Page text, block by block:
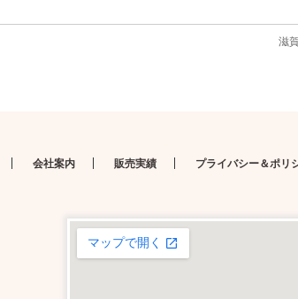
滋
会社案内 販売実績 プライバシー＆ポリ